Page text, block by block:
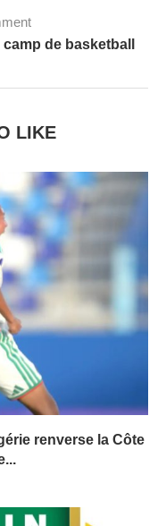
de basketball
LIKE
renverse la Côte